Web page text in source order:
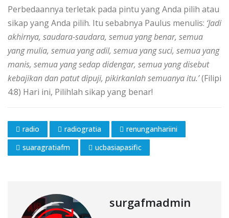
Perbedaannya terletak pada pintu yang Anda pilih atau
sikap yang Anda pilih. Itu sebabnya Paulus menulis: ‘Jadi
akhirnya, saudara-saudara, semua yang benar, semua
yang mulia, semua yang adil, semua yang suci, semua yang
manis, semua yang sedap didengar, semua yang disebut
kebajikan dan patut dipuji, pikirkanlah semuanya itu.’(Filipi
4:8) Hari ini, Pilihlah sikap yang benar!
radio radiogratia
renunganhariini
suaragratiafm
ucbasiapasific
surgafmadmin